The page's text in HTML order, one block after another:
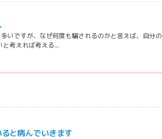
いですが、なぜ何度も騙されるのかと言えば、自分の
考えれば考える...
と病んでいきます